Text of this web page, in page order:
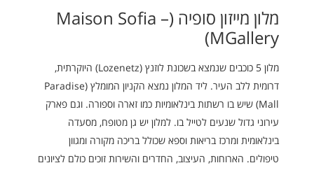
מלון מייזון סופיה (Maison Sofia –
MGallery)
מלון 5 כוכבים שנמצא בשכונת לוזנץ (Lozenetz) היוקרתית,
דרומית ללב העיר. ליד המלון נמצא הקניון המומלץ (Paradise
Mall) שיש בו רשתות בינלאומיות כמו זארה וספורה. וגם פארק
עירוני גדול שנעים לטייל בו. למלון יש גן מטופח, מסעדה
בינלאומית ומרכז בריאות וספא שכולל בריכה מקורה ומגוון
טיפולים. הארוחות, העיצוב, החדרים והשירות זוכים כולם לציונים